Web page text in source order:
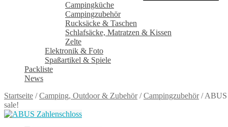
Campingküche
Campingzubehör
Rucksäcke & Taschen
Schlafsäcke, Matratzen & Kissen
Zelte
Elektronik & Foto
Spaßartikel & Spiele
Packliste
News
Startseite /Camping, Outdoor & Zubehör/Campingzubehör/ABUS
sale!